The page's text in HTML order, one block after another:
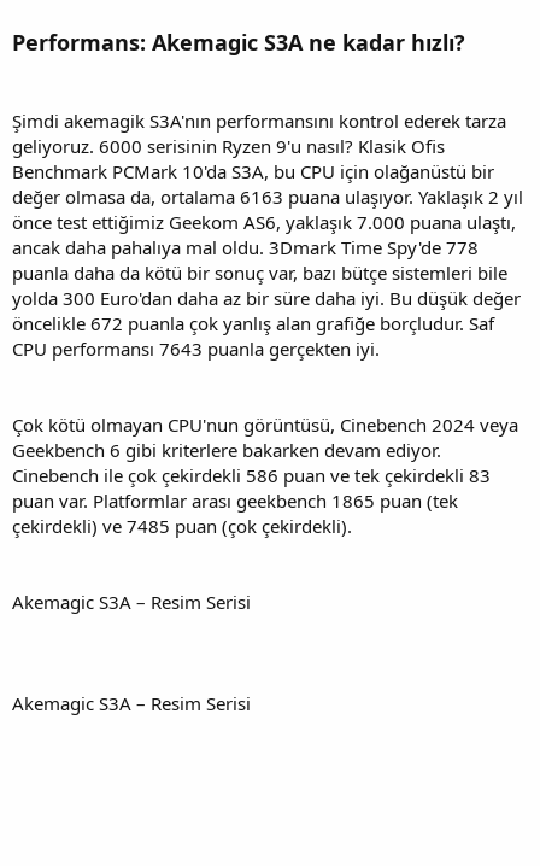
Performans: Akemagic S3A ne kadar hızlı?
Şimdi akemagik S3A'nın performansını kontrol ederek tarza
geliyoruz. 6000 serisinin Ryzen 9'u nasıl? Klasik Ofis
Benchmark PCMark 10'da S3A, bu CPU için olağanüstü bir
değer olmasa da, ortalama 6163 puana ulaşıyor. Yaklaşık 2 yıl
önce test ettiğimiz Geekom AS6, yaklaşık 7.000 puana ulaştı,
ancak daha pahalıya mal oldu. 3Dmark Time Spy'de 778
puanla daha da kötü bir sonuç var, bazı bütçe sistemleri bile
yolda 300 Euro'dan daha az bir süre daha iyi. Bu düşük değer
öncelikle 672 puanla çok yanlış alan grafiğe borçludur. Saf
CPU performansı 7643 puanla gerçekten iyi.
Çok kötü olmayan CPU'nun görüntüsü, Cinebench 2024 veya
Geekbench 6 gibi kriterlere bakarken devam ediyor.
Cinebench ile çok çekirdekli 586 puan ve tek çekirdekli 83
puan var. Platformlar arası geekbench 1865 puan (tek
çekirdekli) ve 7485 puan (çok çekirdekli).
Akemagic S3A – Resim Serisi
Akemagic S3A – Resim Serisi